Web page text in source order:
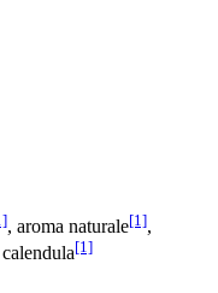
, aroma naturale[1],
[1]